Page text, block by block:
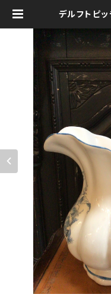
デルフトピ